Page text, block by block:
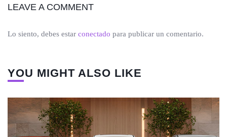
LEAVE A COMMENT
Lo siento, debes estar conectado para publicar un comentario.
YOU MIGHT ALSO LIKE